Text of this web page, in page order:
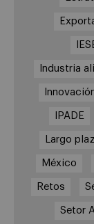
Industria
IPADE
Largo
México
Retos
Setor